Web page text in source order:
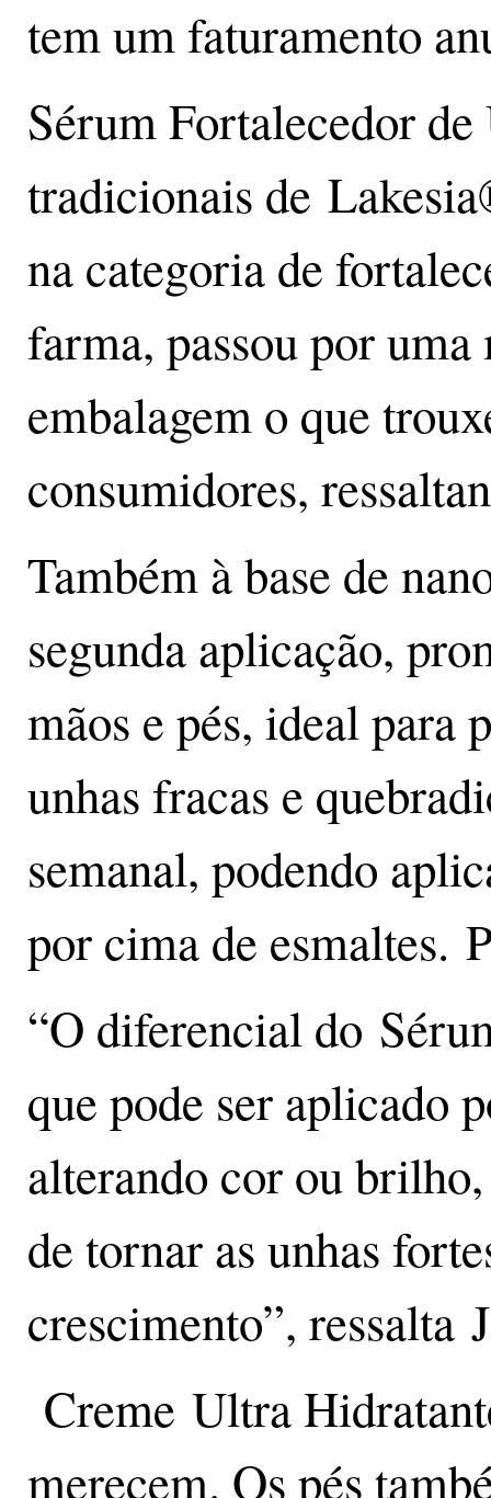
tem um faturamento
Sérum Fortalecedor
tradicionais de
na categoria de
farma, passou por
embalagem o que
consumidores,
Também à base de
segunda aplicação,
mãos e pés, ideal para
unhas fracas e
semanal, podendo
por cima de esmaltes.
“O diferencial do
que pode ser aplicado
alterando cor ou
de tornar as unhas
crescimento”, ressalta
Creme Ultra
merecem. Os pés